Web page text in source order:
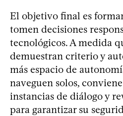
El objetivo final es
tomen decisiones
tecnológicos. A medida
demuestran criterio y
más espacio de
naveguen solos,
instancias de diálogo y
para garantizar su